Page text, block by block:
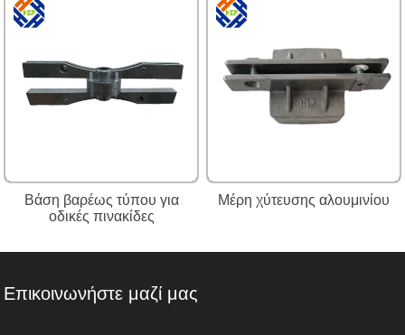
Βάση βαρέως τύπου για
οδικές πινακίδες
Μέρη χύτευσης αλουμινίου
Επικοινωνήστε μαζί μας